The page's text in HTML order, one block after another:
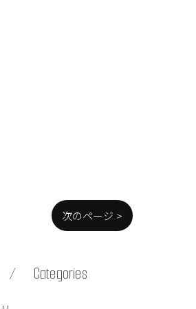
次のページ >
Categories